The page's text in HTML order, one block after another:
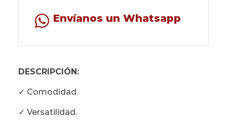
Envíanos un Whatsapp
DESCRIPCIÓN:
✓ Comodidad.
✓ Versatilidad.